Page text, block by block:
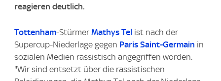
reagieren deutlich.
Tottenham-Stürmer Mathys Tel ist nach der
Supercup-Niederlage gegen Paris Saint-Germain in
sozialen Medien rassistisch angegriffen worden.
"Wir sind entsetzt über die rassistischen